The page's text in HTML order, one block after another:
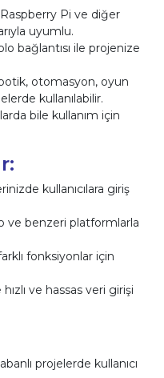
Pi ve diğer
uyumlu.
bağlantısı ile projenize
otomasyon, oyun
kullanılabilir.
bile kullanım için
kullanıcılara giriş
ve benzeri platformlarla
fonksiyonlar için
ve hassas veri girişi
projelerde kullanıcı